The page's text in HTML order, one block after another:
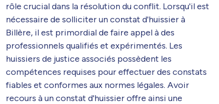
rôle crucial dans la résolution du conflit. Lorsqu'il est
nécessaire de solliciter un constat d'huissier à
Billère, il est primordial de faire appel à des
professionnels qualifiés et expérimentés. Les
huissiers de justice associés possèdent les
compétences requises pour effectuer des constats
fiables et conformes aux normes légales. Avoir
recours à un constat d'huissier offre ainsi une